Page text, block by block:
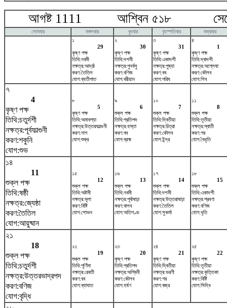
আগষ্ট 1111 আশ্বিন ৫১৮
সোমবার মঙ্গলবার বুধবার বৃহস্পতিবার
শুক্রবার
১
29
কৃষ্ণ পক্ষ
তিথি:নবমী
নক্ষত্র:আর্দ্রা
করণ:তৈতিল
যোগ:ব্যতীপাত
২
30
কৃষ্ণ পক্ষ
তিথি:দশমী
নক্ষত্র:পুনর্বসু
করণ:বণিজ
যোগ:বরীয়ান
৩
31
কৃষ্ণ পক্ষ
তিথি:একাদশী
নক্ষত্র:পুষ্যা
করণ:বব
যোগ:পরিঘ
৪
1
কৃষ্ণ পক্ষ
তিথি:দ্বাদশী
নক্ষত্র:অশ্লেষা
করণ:কৌলব
যোগ:শিব
৭
4
কৃষ্ণ পক্ষ
তিথি:চতুর্দশী
নক্ষত্র:পূর্বফাল্গুনী
করণ:শকুনি
যোগ:শুভ
৮
5
কৃষ্ণ পক্ষ
তিথি:অমাবশ্যা
নক্ষত্র:উত্তরফাল্গুনী
করণ:নাগ
যোগ:শুক্র
৯
6
শুক্ল পক্ষ
তিথি:প্রতিপদ
নক্ষত্র:হস্তা
করণ:বব
যোগ:ব্রহ্ম
১০
7
শুক্ল পক্ষ
তিথি:দ্বিতীয়া
নক্ষত্র:চিত্রা
করণ:কৌলব
যোগ:ইন্দ্র
১১
8
শুক্ল পক্ষ
তিথি:তৃতীয়া
নক্ষত্র:স্বাতী
করণ:গর
যোগ:বৈধৃতি
১৪
11
শুক্ল পক্ষ
তিথি:ষষ্ঠী
নক্ষত্র:জ্যেষ্ঠা
করণ:তৈতিল
যোগ:আয়ুষ্মান
১৫
12
শুক্ল পক্ষ
তিথি:অষ্টমী
নক্ষত্র:মূলা
করণ:বিষ্টি
যোগ:শোভন
১৬
13
শুক্ল পক্ষ
তিথি:নবমী
নক্ষত্র:পূর্বাষাঢ়া
করণ:বালব
যোগ:অতিগণ্ড
১৭
14
শুক্ল পক্ষ
তিথি:দশমী
নক্ষত্র:উত্তরাষাঢ়া
করণ:তৈতিল
যোগ:সুকর্মা
১৮
15
শুক্ল পক্ষ
তিথি:একাদশী
নক্ষত্র:শ্রবণা
করণ:বণিজ
যোগ:ধৃতি
২১
18
শুক্ল পক্ষ
তিথি:চতুর্দশী
নক্ষত্র:উত্তরভাদ্রপদ
করণ:বণিজ
যোগ:বৃদ্ধি
২২
19
শুক্ল পক্ষ
তিথি:পূর্ণিমা
নক্ষত্র:রেবতী
করণ:বব
যোগ:ব্যাঘাত
২৩
20
কৃষ্ণ পক্ষ
তিথি:প্রতিপদ
নক্ষত্র:অশ্বিনী
করণ:কৌলব
যোগ:হর্ষণ
২৪
21
কৃষ্ণ পক্ষ
তিথি:দ্বিতীয়া
নক্ষত্র:ভরণী
করণ:গর
যোগ:বজ্র
২৫
22
কৃষ্ণ পক্ষ
তিথি:তৃতীয়া
নক্ষত্র:কৃত্তিকা
করণ:বিষ্টি
যোগ:সিদ্ধি